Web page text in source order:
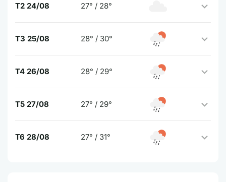
T2 24/08 27° / 28°
T3 25/08 28° / 30°
T4 26/08 28° / 29°
T5 27/08 27° / 29°
T6 28/08 27° / 31°